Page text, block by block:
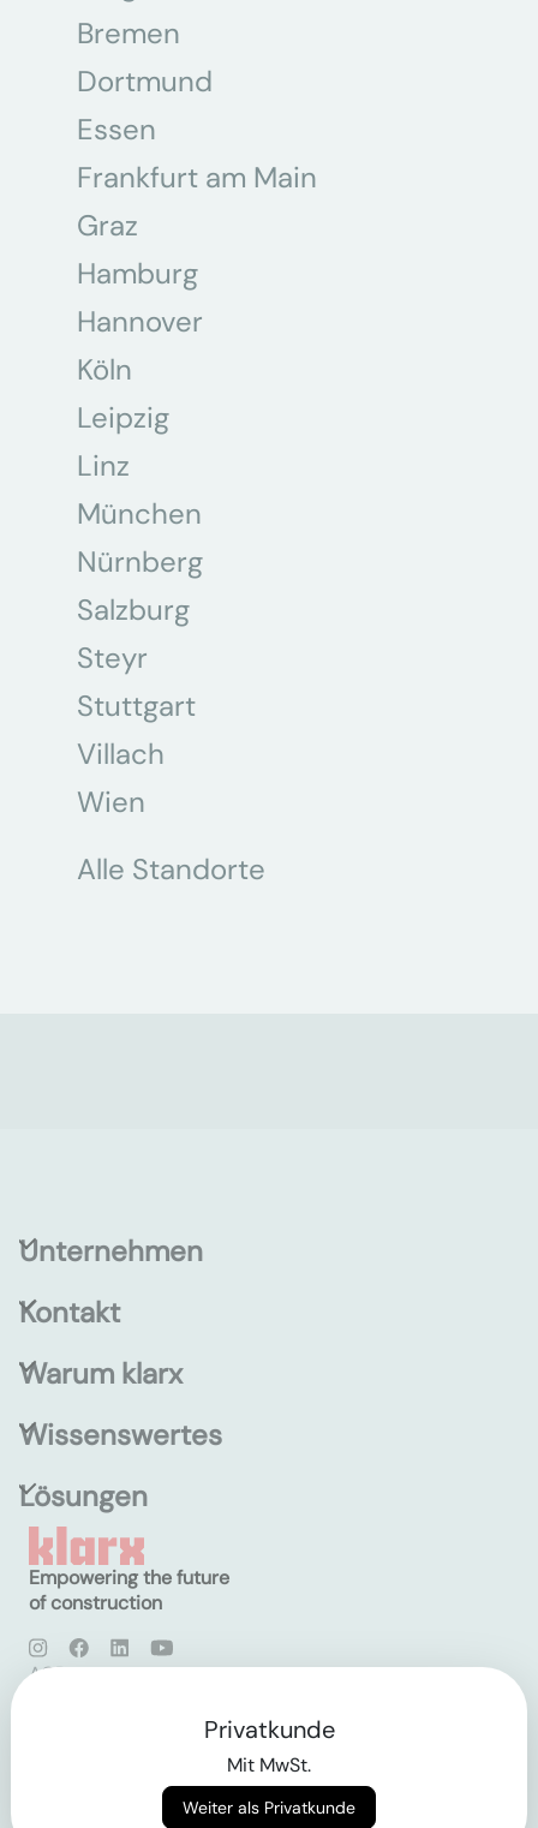
Bremen
Dortmund
Essen
Frankfurt am Main
Graz
Hamburg
Hannover
Köln
Leipzig
Linz
München
Nürnberg
Salzburg
Steyr
Stuttgart
Villach
Wien
Alle Standorte
Unternehmen
Kontakt
Warum klarx
Wissenswertes
Lösungen
Empowering the future
of construction
AGB
Privatkunde
Mit MwSt.
Weiter als Privatkunde